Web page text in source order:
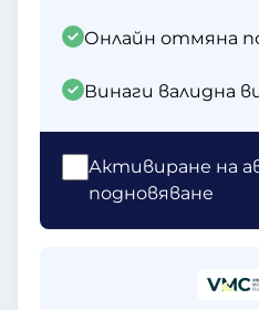
Онлайн отмяна
Винаги валидна
Активиране на
подновяване